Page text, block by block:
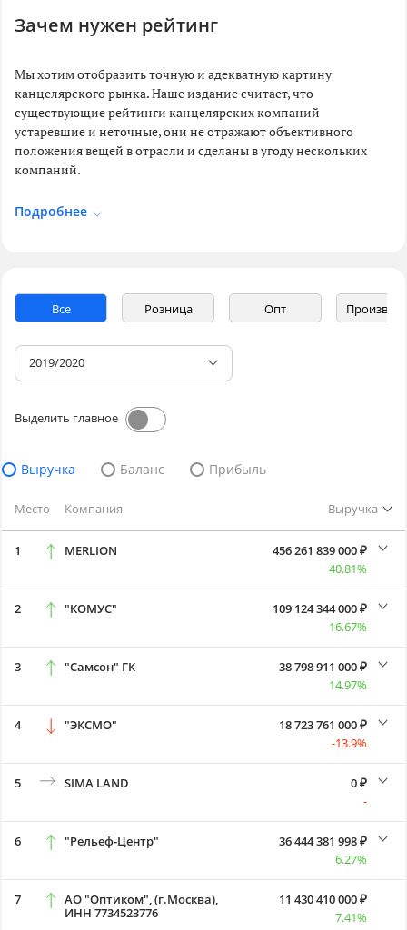
Зачем нужен рейтинг
Мы хотим отобразить точную и адекватную картину
канцелярского рынка. Наше издание считает, что
существующие рейтинги канцелярских компаний
устаревшие и неточные, они не отражают объективного
положения вещей в отрасли и сделаны в угоду нескольких
компаний.
Подробнее
Все Розница Опт
2019/2020
Выделить главное
Выручка Баланс Прибыль
Место Компания Выручка
1 MERLION
456 261 839 000 ₽
40.81%
2 "КОМУС"
109 124 344 000 ₽
16.67%
3 "Самсон" ГК
38 798 911 000 ₽
14.97%
4 "ЭКСМО"
18 723 761 000 ₽
-13.9%
5 SIMA LAND
0 ₽
-
6 "Рельеф-Центр"
36 444 381 998 ₽
6.27%
7
АО "Оптиком", (г.Москва),
ИНН 7734523776
11 430 410 000 ₽
7.41%